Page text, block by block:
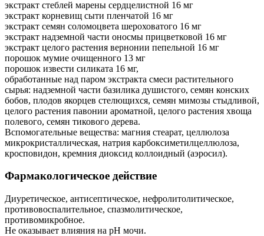
экстракт стеблей марены сердцелистной 16 мг
экстракт корневищ сыти пленчатой 16 мг
экстракт семян соломоцвета шероховатого 16 мг
экстракт надземной части оносмы прицветковой 16 мг
экстракт целого растения вернонии пепельной 16 мг
порошок мумие очищенного 13 мг
порошок извести силиката 16 мг,
обработанные над паром экстракта смеси растительного
сырья: надземной части базилика душистого, семян конских
бобов, плодов якорцев стелющихся, семян мимозы стыдливой,
целого растения павонии ароматной, целого растения хвоща
полевого, семян тикового дерева.
Вспомогательные вещества: магния стеарат, целлюлоза
микрокристаллическая, натрия карбоксиметилцеллюлоза,
кросповидон, кремния диоксид коллоидный (аэросил).
Фармакологическое действие
Диуретическое, антисептическое, нефролитолитическое,
противовоспалительное, спазмолитическое,
противомикробное.
Не оказывает влияния на pH мочи.